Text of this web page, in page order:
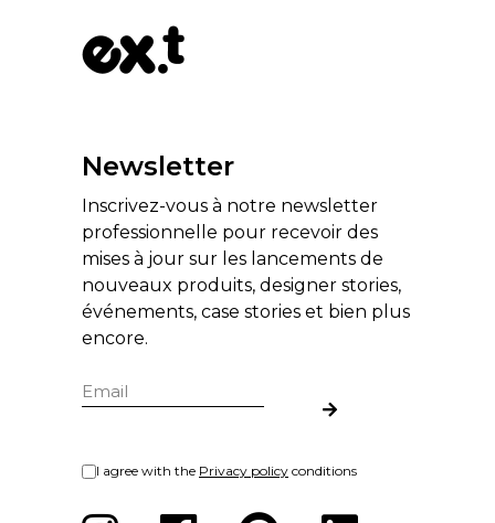
Newsletter
Inscrivez-vous à notre newsletter
professionnelle pour recevoir des
mises à jour sur les lancements de
nouveaux produits, designer stories,
événements, case stories et bien plus
encore.
I agree with the Privacy policy conditions